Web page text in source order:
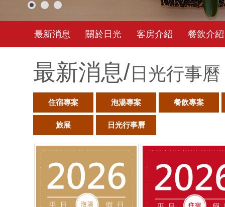
最新消息 關於日光 客房介紹 餐飲介紹
最新消息/日光行事曆
住宿專案 泡湯專案 餐飲專案
旅展 日光行事曆